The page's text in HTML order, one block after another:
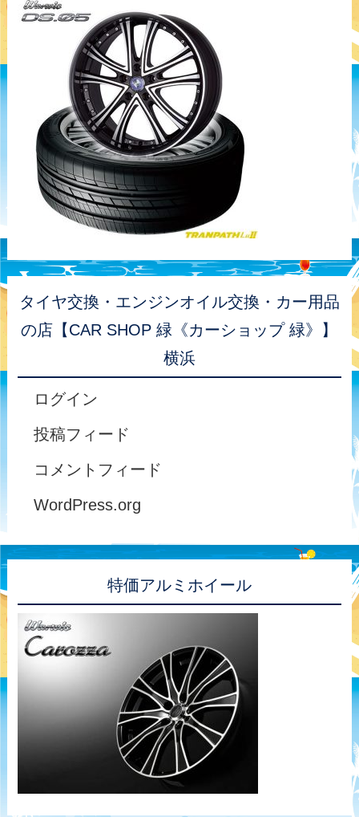
タイヤ交換・エンジンオイル交換・カー用品
の店【CAR SHOP 緑《カーショップ 緑》】
横浜
ログイン
投稿フィード
コメントフィード
WordPress.org
特価アルミホイール